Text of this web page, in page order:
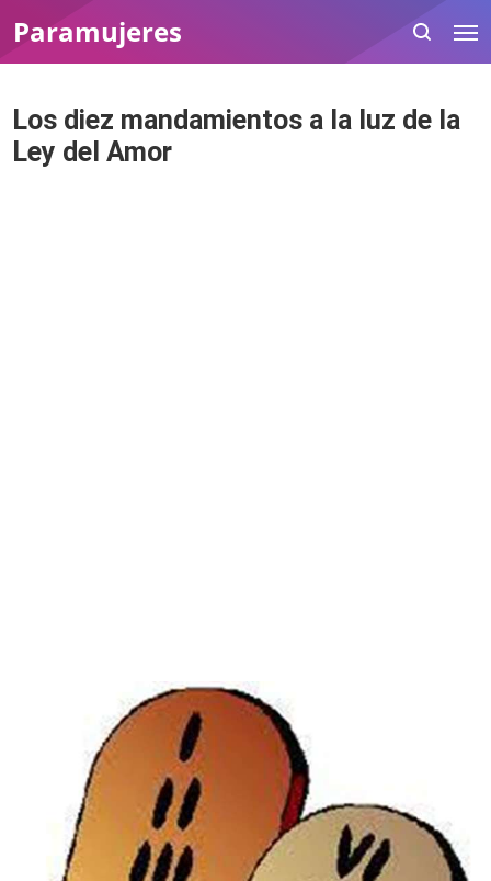
Paramujeres
Los diez mandamientos a la luz de la
Ley del Amor